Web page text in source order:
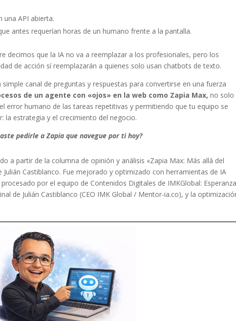
API abierta.
antes requerían horas de un humano frente a la pantalla.
decimos que la IA no va a reemplazar a los profesionales, pero los
de acción sí reemplazarán a quienes solo usan chatbots de texto.
canal de preguntas y respuestas para convertirse en una fuerza
de un agente con «ojos» en la web como Zapia Max, no solo
error humano de las tareas repetitivas y permitiendo que tu equipo se
la estrategia y el crecimiento del negocio.
pedirle a Zapia que navegue por ti hoy?
a partir de la columna de opinión y análisis «Zapia Max: Más allá del
Julián Castiblanco. Fue mejorado y optimizado con herramientas de IA
por el equipo de Contenidos Digitales de IMKGlobal:
de Julián Castiblanco (CEO IMK Global / Mentor-ia.co), y la